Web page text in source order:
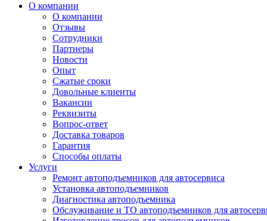
О компании
О компании
Отзывы
Сотрудники
Партнеры
Новости
Опыт
Сжатые сроки
Довольные клиенты
Вакансии
Реквизиты
Вопрос-ответ
Доставка товаров
Гарантия
Способы оплаты
Услуги
Ремонт автоподъемников для автосервиса
Установка автоподъемников
Диагностика автоподъемника
Обслуживание и ТО автоподъемников для